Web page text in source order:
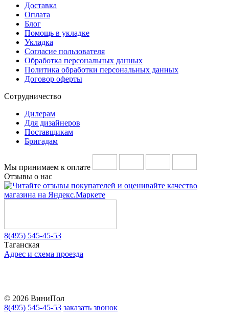
Доставка
Оплата
Блог
Помощь в укладке
Укладка
Согласие пользователя
Обработка персональных данных
Политика обработки персональных данных
Договор оферты
Сотрудничество
Дилерам
Для дизайнеров
Поставщикам
Бригадам
Мы принимаем к оплате
Отзывы о нас
8(495) 545-45-53
Таганская
Адрес и схема проезда
© 2026 ВиниПол
8(495) 545-45-53 заказать звонок